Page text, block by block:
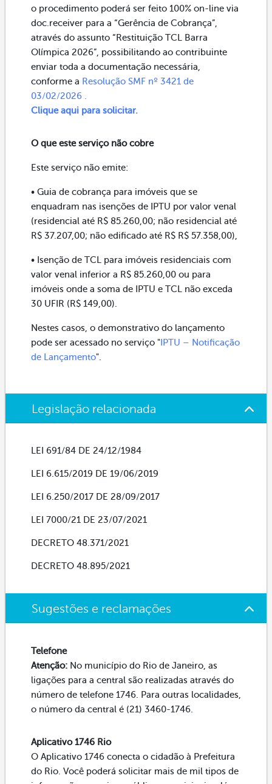
o procedimento poderá ser feito 100% on-line via
doc.receiver para a “Gerência de Cobrança”,
através do assunto “Restituição TCL Barra
Olímpica 2026”, possibilitando ao contribuinte
enviar toda a documentação necessária,
conforme a Resolução SMF nº 3421 de
03/02/2026 .
Clique aqui para solicitar.
O que este serviço não cobre
Este serviço não emite:
• Guia de cobrança para imóveis que se
enquadram nas isenções de IPTU por valor venal
(residencial até R$ 85.260,00; não residencial até
R$ 37.207,00; não edificado até R$ R$ 57.358,00),
• Isenção de TCL para imóveis residenciais com
valor venal inferior a R$ 85.260,00 ou para
imóveis onde a soma de IPTU e TCL não exceda
30 UFIR (R$ 149,00).
Nestes casos, o demonstrativo do lançamento
pode ser acessado no serviço " IPTU – Notificação
de Lançamento".
Legislação relacionada
LEI 691/84 DE 24/12/1984
LEI 6.615/2019 DE 19/06/2019
LEI 6.250/2017 DE 28/09/2017
LEI 7000/21 DE 23/07/2021
DECRETO 48.371/2021
DECRETO 48.895/2021
Sugestões e reclamações
Telefone
Atenção: No município do Rio de Janeiro, as
ligações para a central são realizadas através do
número de telefone 1746. Para outras localidades,
o número da central é (21) 3460-1746.
Aplicativo 1746 Rio
O Aplicativo 1746 conecta o cidadão à Prefeitura
do Rio. Você poderá solicitar mais de mil tipos de